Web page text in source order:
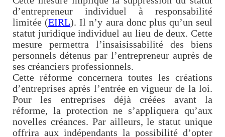
d’entrepreneur individuel à responsabilité
limitée (EIRL). Il n’y aura donc plus qu’un seul
statut juridique individuel au lieu de deux. Cette
mesure permettra l’insaisissabilité des biens
personnels détenus par l’entrepreneur auprès de
ses créanciers professionnels.
Cette réforme concernera toutes les créations
d’entreprises après l’entrée en vigueur de la loi.
Pour les entreprises déjà créées avant la
réforme, la protection ne s’appliquera qu’aux
novelles créances. Par ailleurs, le statut unique
offrira aux indépendants la possibilité d’opter